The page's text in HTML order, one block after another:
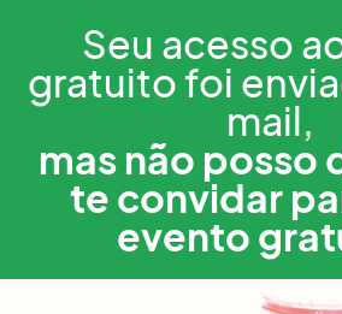
Seu acesso
gratuito foi
mail,
mas não posso
te convidar
evento